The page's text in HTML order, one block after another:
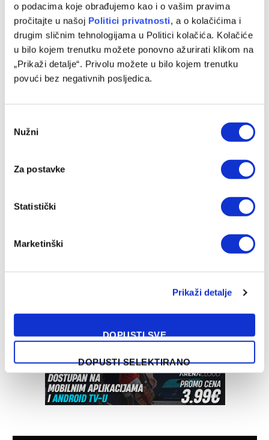
o podacima koje obrađujemo kao i o vašim pravima
pročitajte u našoj Politici privatnosti, a o kolačićima i
drugim sličnim tehnologijama u Politici kolačića. Kolačiće
u bilo kojem trenutku možete ponovno ažurirati klikom na
„Prikaži detalje“. Privolu možete u bilo kojem trenutku
povući bez negativnih posljedica.
Selection
Nužni
Za postavke
Statistički
Marketinški
Prikaži detalje
DOPUSTI SVE
DOPUSTI SELEKTIRANO